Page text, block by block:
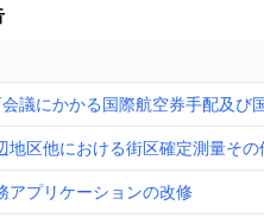
議にかかる国際航空券手配及び
区他における街区確定測量その
アプリケーションの改修